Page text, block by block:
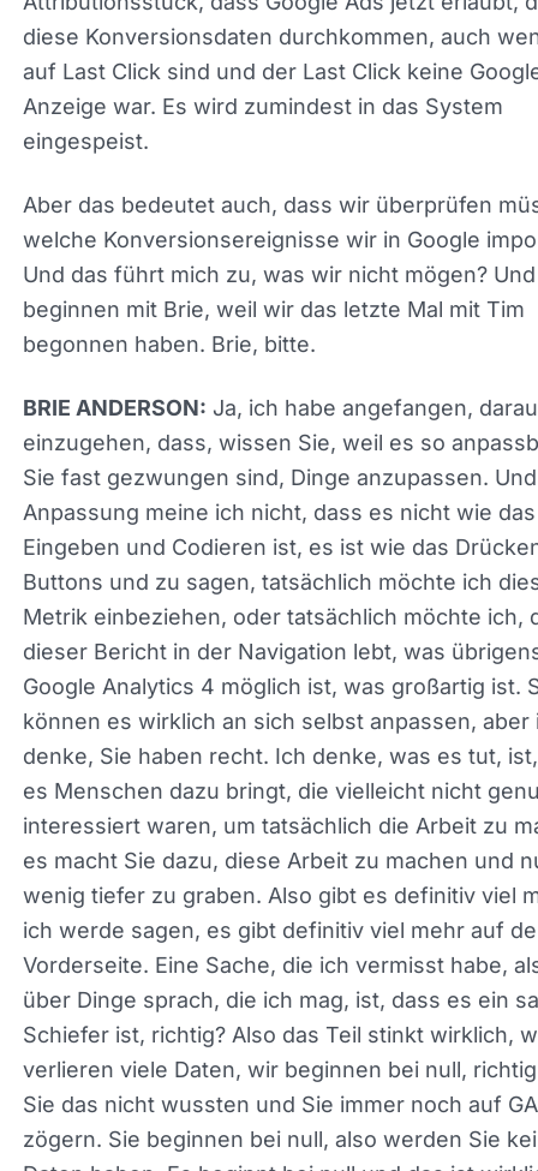
Universal Analytics wird einfach andere Daten
wird einfach anders sein. GA4 zwingt uns
zusammenzukommen, insbesondere mit dem
Attributionsstück, dass Google Ads jetzt erlaubt,
diese Konversionsdaten durchkommen, auch
auf Last Click sind und der Last Click keine
Anzeige war. Es wird zumindest in das System
eingespeist.
Aber das bedeutet auch, dass wir überprüfen
welche Konversionsereignisse wir in Google
importieren. Und das führt mich zu, was wir nicht
mögen? Und wir beginnen mit Brie, weil wir das
Mal mit Tim begonnen haben. Brie, bitte.
BRIE ANDERSON:
Ja, ich habe angefangen,
einzugehen, dass, wissen Sie, weil es so
Sie fast gezwungen sind, Dinge anzupassen.
Anpassung meine ich nicht, dass es nicht wie das
Eingeben und Codieren ist, es ist wie das
eines Buttons und zu sagen, tatsächlich möchte
diese Metrik einbeziehen, oder tatsächlich
dass dieser Bericht in der Navigation lebt, was
in Google Analytics 4 möglich ist, was großartig
können es wirklich an sich selbst anpassen, aber
denke, Sie haben recht. Ich denke, was es tut,
es Menschen dazu bringt, die vielleicht nicht
interessiert waren, um tatsächlich die Arbeit zu
machen, es macht Sie dazu, diese Arbeit zu
und nur ein wenig tiefer zu graben. Also gibt es
viel mehr, ich werde sagen, es gibt definitiv viel
auf der Vorderseite. Eine Sache, die ich vermisst
als ich über Dinge sprach, die ich mag, ist, dass
sauberer Schiefer ist, richtig? Also das Teil stinkt